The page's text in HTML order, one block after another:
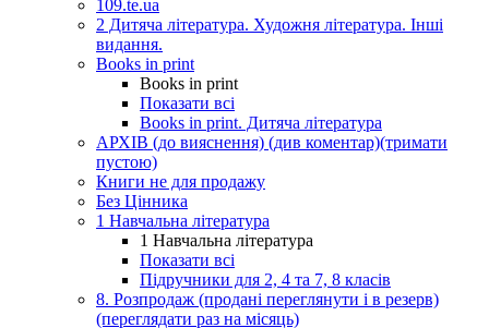
109.te.ua
2 Дитяча література. Художня література. Інші
видання.
Books in print
Books in print
Показати всі
Books in print. Дитяча література
АРХІВ (до вияснення) (див коментар)(тримати
пустою)
Книги не для продажу
Без Цінника
1 Навчальна література
1 Навчальна література
Показати всі
Підручники для 2, 4 та 7, 8 класів
8. Розпродаж (продані переглянути і в резерв)
(переглядати раз на місяць)